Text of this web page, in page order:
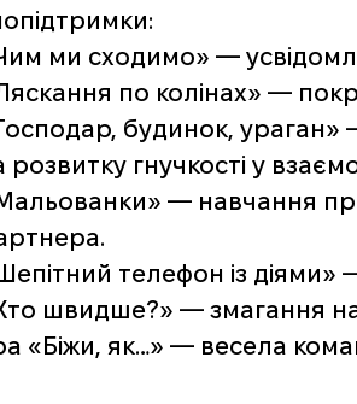
ми сходимо» —
по колінах» —
будинок, ураган»
розвитку гнучкості у
— навчання
телефон із діями»
швидше?» — змагання
«Біжи, як…» — весела